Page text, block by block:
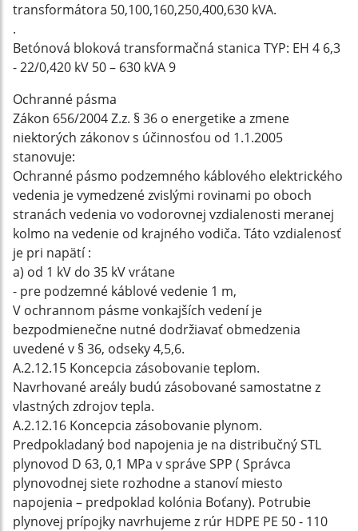
transformátora 50,100,160,250,400,630 kVA.
.
Betónová bloková transformačná stanica TYP: EH 4 6,3
- 22/0,420 kV 50 – 630 kVA 9
Ochranné pásma
Zákon 656/2004 Z.z. § 36 o energetike a zmene
niektorých zákonov s účinnosťou od 1.1.2005
stanovuje:
Ochranné pásmo podzemného káblového elektrického
vedenia je vymedzené zvislými rovinami po oboch
stranách vedenia vo vodorovnej vzdialenosti meranej
kolmo na vedenie od krajného vodiča. Táto vzdialenosť
je pri napätí :
a) od 1 kV do 35 kV vrátane
- pre podzemné káblové vedenie 1 m,
V ochrannom pásme vonkajších vedení je
bezpodmienečne nutné dodržiavať obmedzenia
uvedené v § 36, odseky 4,5,6.
A.2.12.15 Koncepcia zásobovanie teplom.
Navrhované areály budú zásobované samostatne z
vlastných zdrojov tepla.
A.2.12.16 Koncepcia zásobovanie plynom.
Predpokladaný bod napojenia je na distribučný STL
plynovod D 63, 0,1 MPa v správe SPP ( Správca
plynovodnej siete rozhodne a stanoví miesto
napojenia – predpoklad kolónia Boťany). Potrubie
plynovej prípojky navrhujeme z rúr HDPE PE 50 - 110